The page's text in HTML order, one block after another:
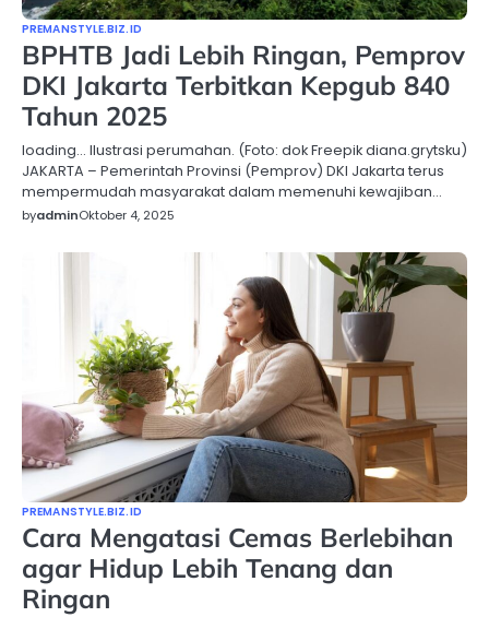
PREMANSTYLE.BIZ.ID
BPHTB Jadi Lebih Ringan, Pemprov
DKI Jakarta Terbitkan Kepgub 840
Tahun 2025
loading… Ilustrasi perumahan. (Foto: dok Freepik diana.grytsku)
JAKARTA – Pemerintah Provinsi (Pemprov) DKI Jakarta terus
mempermudah masyarakat dalam memenuhi kewajiban…
byadminOktober 4, 2025
PREMANSTYLE.BIZ.ID
Cara Mengatasi Cemas Berlebihan
agar Hidup Lebih Tenang dan
Ringan